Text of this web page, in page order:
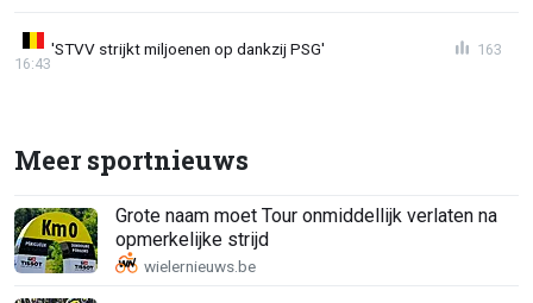
'STVV strijkt miljoenen op dankzij PSG'
16:43
163
Meer sportnieuws
Grote naam moet Tour onmiddellijk verlaten na
opmerkelijke strijd